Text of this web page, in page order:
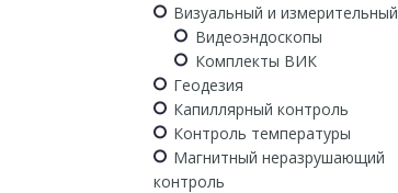
Визуальный и измерительный
Видеоэндоскопы
Комплекты ВИК
Геодезия
Капиллярный контроль
Контроль температуры
Магнитный неразрушающий
контроль